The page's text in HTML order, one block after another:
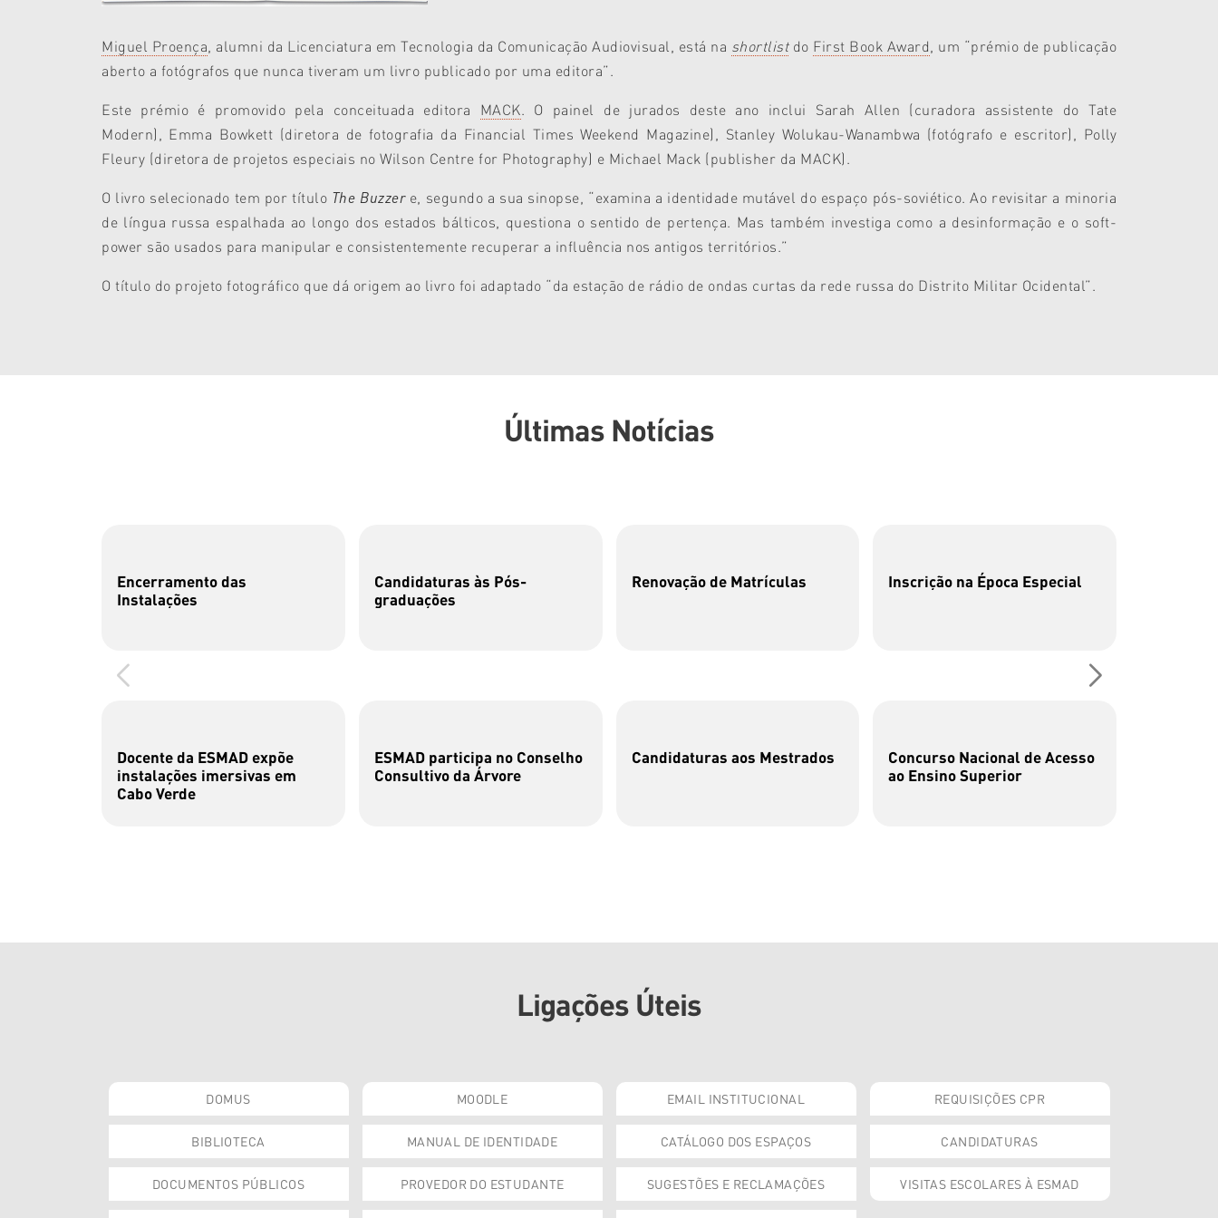
Miguel Proença, alumni da Licenciatura em Tecnologia da Comunicação Audiovisual, está na shortlistdo First Book Award, um “prémio de publicação
aberto a fotógrafos que nunca tiveram um livro publicado por uma editora”.
Este prémio é promovido pela conceituada editora MACK. O painel de jurados deste ano inclui Sarah Allen (curadora assistente do Tate
Modern), Emma Bowkett (diretora de fotografia da Financial Times Weekend Magazine), Stanley Wolukau-Wanambwa (fotógrafo e escritor), Polly
Fleury (diretora de projetos especiais no Wilson Centre for Photography) e Michael Mack (publisher da MACK).
O livro selecionado tem por título The Buzzere, segundo a sua sinopse, “examina a identidade mutável do espaço pós-soviético. Ao revisitar a minoria
de língua russa espalhada ao longo dos estados bálticos, questiona o sentido de pertença. Mas também investiga como a desinformação e o soft-
power são usados para manipular e consistentemente recuperar a influência nos antigos territórios.”
O título do projeto fotográfico que dá origem ao livro foi adaptado “da estação de rádio de ondas curtas da rede russa do Distrito Militar Ocidental”.
Últimas Notícias
Encerramento das
Instalações
Candidaturas às Pós-
graduações
Renovação de Matrículas Inscrição na Época Especial
Docente da ESMAD expõe
instalações imersivas em
Cabo Verde
ESMAD participa no Conselho
Consultivo da Árvore
Candidaturas aos Mestrados
Concurso Nacional de Acesso
ao Ensino Superior
Ligações Úteis
DOMUS MOODLE EMAIL INSTITUCIONAL REQUISIÇÕES CPR
BIBLIOTECA MANUAL DE IDENTIDADE CATÁLOGO DOS ESPAÇOS CANDIDATURAS
DOCUMENTOS PÚBLICOS PROVEDOR DO ESTUDANTE SUGESTÕES E RECLAMAÇÕES VISITAS ESCOLARES À ESMAD